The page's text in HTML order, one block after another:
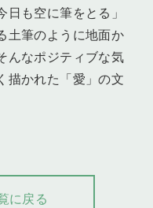
日も空に筆をとる」
土筆のように地面か
んなポジティブな気
描かれた「愛」の文
に戻る